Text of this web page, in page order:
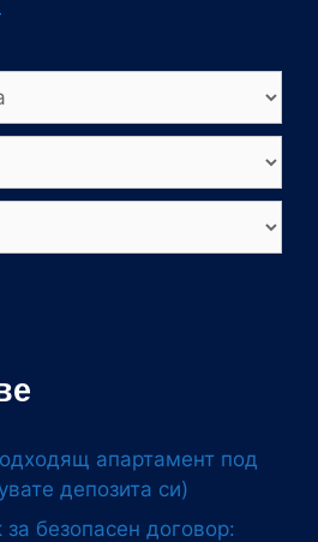
апартамент под
депозита си)
безопасен договор: